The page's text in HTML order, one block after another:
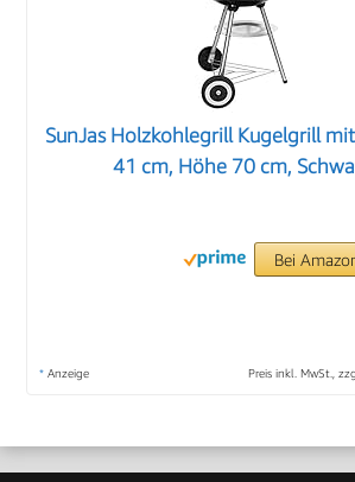
SunJas Holzkohlegrill Kugelgrill
41 cm, Höhe 70 cm,
Bei
* Anzeige Preis inkl. MwSt.,